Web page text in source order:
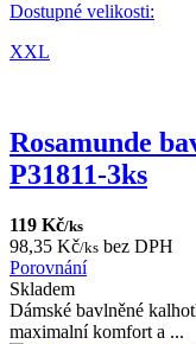
Dostupné velikosti:
XXL
Rosamunde
P31811-3ks
119 Kč/ks
98,35 Kč/ks bez DPH
Porovnání
Skladem
Dámské bavlněné
maximalní komfort a ...